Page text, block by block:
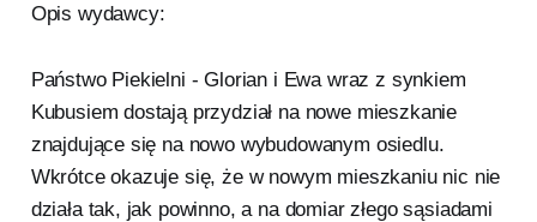
Opis wydawcy:
Państwo Piekielni - Glorian i Ewa wraz z synkiem
Kubusiem dostają przydział na nowe mieszkanie
znajdujące się na nowo wybudowanym osiedlu.
Wkrótce okazuje się, że w nowym mieszkaniu nic nie
działa tak, jak powinno, a na domiar złego sąsiadami